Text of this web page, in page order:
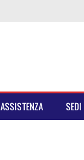
ASSISTENZA SEDI